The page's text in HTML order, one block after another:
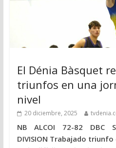
El Dénia Bàsquet
triunfos en una
nivel
20 diciembre, 2025
NB ALCOI 72-82 DBC
DIVISION Trabajado